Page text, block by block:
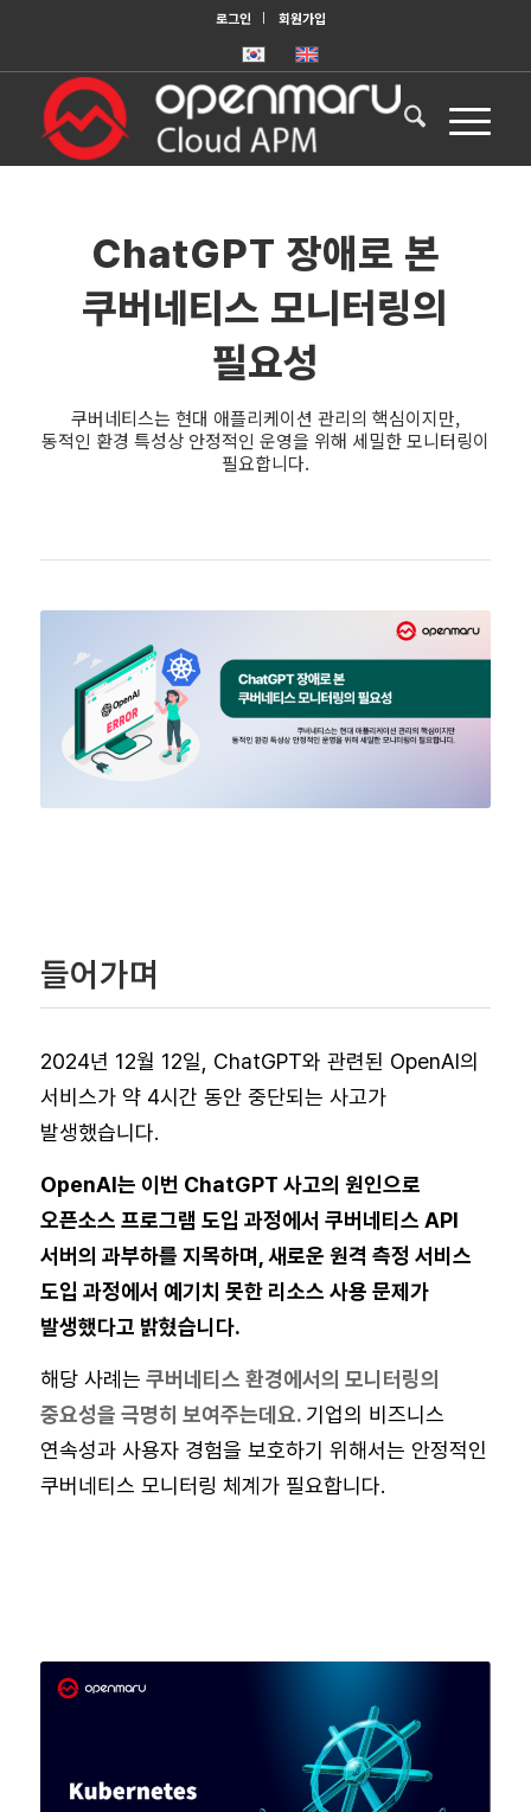
로그인 회원가입
ChatGPT 장애로 본
쿠버네티스 모니터링의
필요성
쿠버네티스는 현대 애플리케이션 관리의 핵심이지만,
동적인 환경 특성상 안정적인 운영을 위해 세밀한 모니터링이
필요합니다.
들어가며
2024년 12월 12일, ChatGPT와 관련된 OpenAI의
서비스가 약 4시간 동안 중단되는 사고가
발생했습니다.
OpenAI는 이번 ChatGPT 사고의 원인으로
오픈소스 프로그램 도입 과정에서 쿠버네티스 API
서버의 과부하를 지목하며, 새로운 원격 측정 서비스
도입 과정에서 예기치 못한 리소스 사용 문제가
발생했다고 밝혔습니다.
해당 사례는 쿠버네티스 환경에서의 모니터링의
중요성을 극명히 보여주는데요. 기업의 비즈니스
연속성과 사용자 경험을 보호하기 위해서는 안정적인
쿠버네티스 모니터링 체계가 필요합니다.